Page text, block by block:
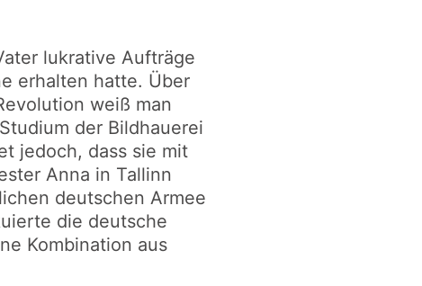
lukrative Aufträge
erhalten hatte. Über
weiß man
der Bildhauerei
jedoch, dass sie mit
Anna in Tallinn
deutschen Armee
die deutsche
Kombination aus